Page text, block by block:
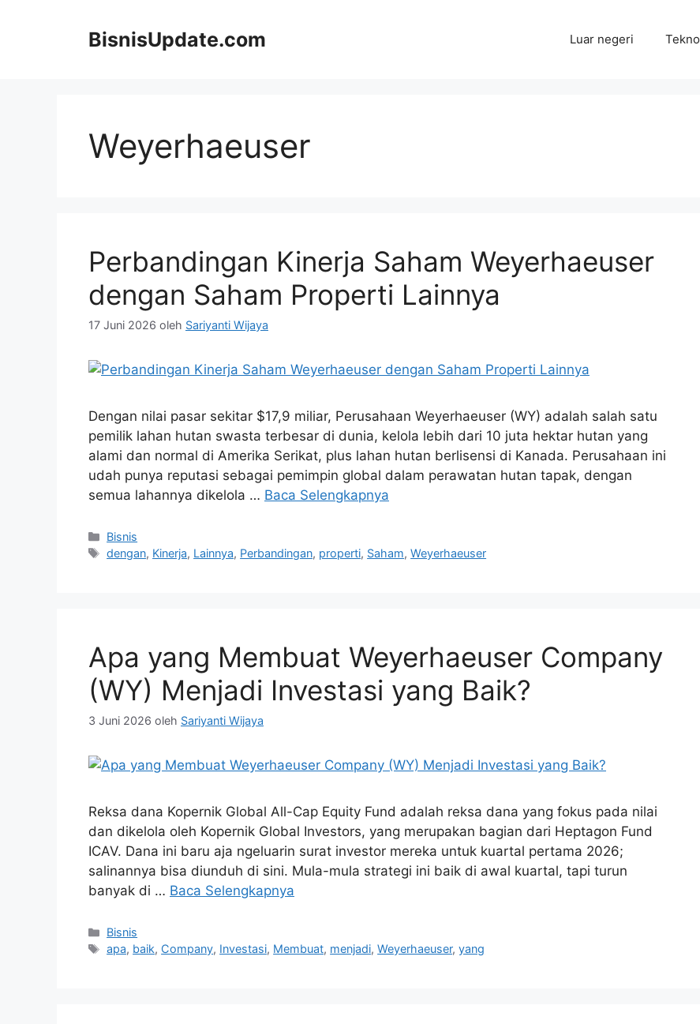
BisnisUpdate.com Luar negeri Tekno
Weyerhaeuser
Perbandingan Kinerja Saham Weyerhaeuser
dengan Saham Properti Lainnya
17 Juni 2026 oleh Sariyanti Wijaya
Dengan nilai pasar sekitar $17,9 miliar, Perusahaan Weyerhaeuser (WY) adalah salah satu
pemilik lahan hutan swasta terbesar di dunia, kelola lebih dari 10 juta hektar hutan yang
alami dan normal di Amerika Serikat, plus lahan hutan berlisensi di Kanada. Perusahaan ini
udah punya reputasi sebagai pemimpin global dalam perawatan hutan tapak, dengan
semua lahannya dikelola … Baca Selengkapnya
Kategori
Bisnis
Tag
dengan, Kinerja, Lainnya, Perbandingan, properti, Saham,Weyerhaeuser
Apa yang Membuat Weyerhaeuser Company
(WY) Menjadi Investasi yang Baik?
3 Juni 2026 oleh Sariyanti Wijaya
Reksa dana Kopernik Global All-Cap Equity Fund adalah reksa dana yang fokus pada nilai
dan dikelola oleh Kopernik Global Investors, yang merupakan bagian dari Heptagon Fund
ICAV. Dana ini baru aja ngeluarin surat investor mereka untuk kuartal pertama 2026;
salinannya bisa diunduh di sini. Mula-mula strategi ini baik di awal kuartal, tapi turun
banyak di … Baca Selengkapnya
Kategori
Bisnis
Tag
apa, baik, Company, Investasi, Membuat, menjadi,Weyerhaeuser,yang